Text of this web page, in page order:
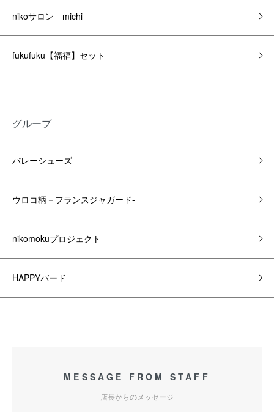
nikoサロン michi
fukufuku【福福】セット
グループ
バレーシューズ
ウロコ柄－フランスジャガード-
nikomokuプロジェクト
HAPPYバード
MESSAGE FROM STAFF
店長からのメッセージ